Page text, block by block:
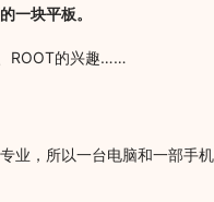
一块平板。
ROOT的兴趣……
业，所以一台电脑和一部手机